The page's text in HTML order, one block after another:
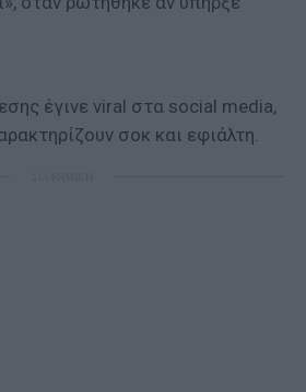
έγινε viral στα social media,
σοκ και εφιάλτη.